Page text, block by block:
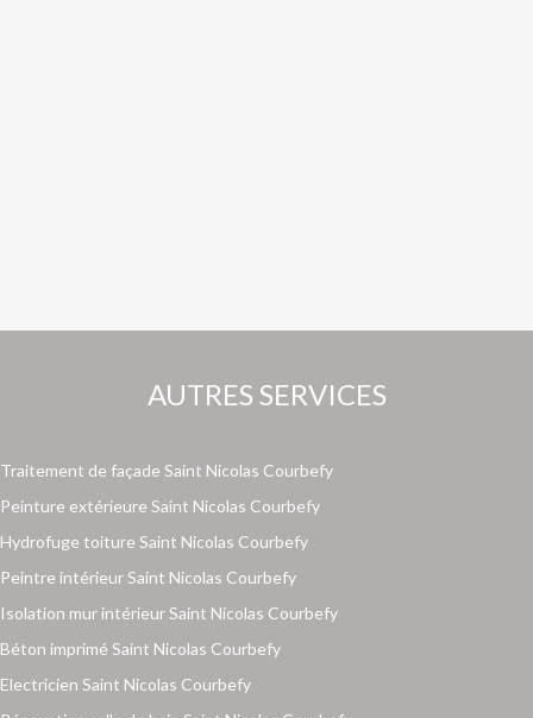
AUTRES SERVICES
Traitement de façade Saint Nicolas Courbefy
Peinture extérieure Saint Nicolas Courbefy
Hydrofuge toiture Saint Nicolas Courbefy
Peintre intérieur Saint Nicolas Courbefy
Isolation mur intérieur Saint Nicolas Courbefy
Béton imprimé Saint Nicolas Courbefy
Electricien Saint Nicolas Courbefy